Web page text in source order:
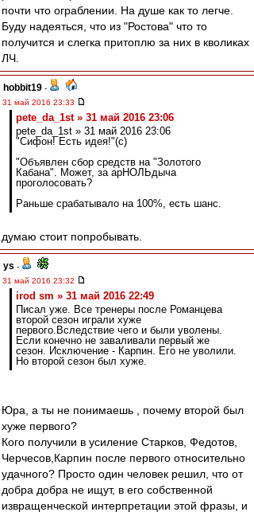
почти что ограблении. На душе как то легче.
Буду надеяться, что из "Ростова" что то
получится и слегка притоплю за них в кволиках
ЛЧ.
hobbit19 -
31 май 2016 23:33
pete_da_1st » 31 май 2016 23:06
pete_da_1st » 31 май 2016 23:06
"Сифон! Есть идея!"(с)
"Объявлен сбор средств на "Золотого
Кабана". Может, за арНОЛЬдыча
проголосовать?
Раньше срабатывало на 100%, есть шанс.
думаю стоит попробывать.
ys -
31 май 2016 23:32
irod sm » 31 май 2016 22:49
Писал уже. Все тренеры после Романцева
второй сезон играли хуже
первого.Вследствие чего и были уволены.
Если конечно не заваливали первый же
сезон. Исключение - Карпин. Его не уволили.
Но второй сезон был хуже.
Юра, а ты не понимаешь , почему второй был
хуже первого?
Кого получили в усиление Старков, Федотов,
Черчесов,Карпин после первого относительно
удачного? Просто один человек решил, что от
добра добра не ищут, в его собственной
извращенческой интерпретации этой фразы, и